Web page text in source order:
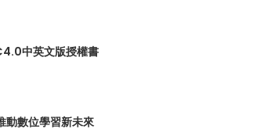
中英文版授權書
動數位學習新未來